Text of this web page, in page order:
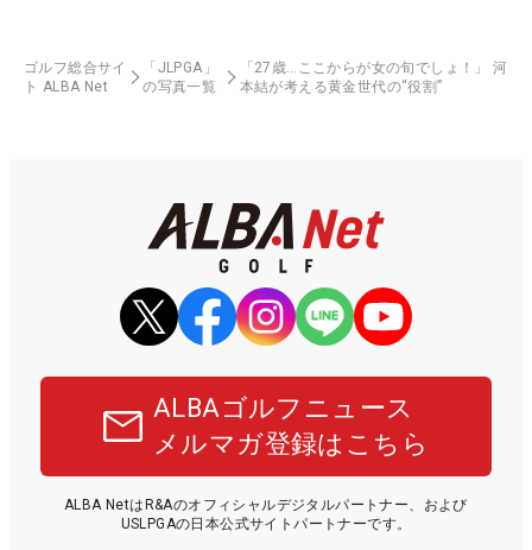
ゴルフ総合サイ
ト ALBA Net
「JLPGA」
の写真一覧
「27歳…ここからが女の旬でしょ！」 河
本結が考える黄金世代の“役割”
ALBAゴルフニュース
メルマガ登録はこちら
ALBA NetはR&Aのオフィシャルデジタルパートナー、および
USLPGAの日本公式サイトパートナーです。